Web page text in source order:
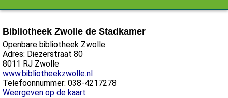
Bibliotheek Zwolle de Stadkamer
Openbare bibliotheek Zwolle
Adres: Diezerstraat 80
8011 RJ Zwolle
www.bibliotheekzwolle.nl
Telefoonnummer: 038-4217278
Weergeven op de kaart